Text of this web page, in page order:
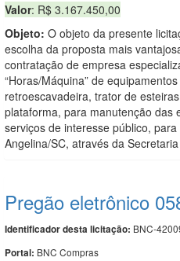
Valor: R$ 3.167.450,00
Objeto: O objeto da presente
escolha da proposta mais
contratação de empresa
“Horas/Máquina” de
retroescavadeira, trator de
plataforma, para manutenção das
serviços de interesse público,
Angelina/SC, através da
Pregão eletrônico
Identificador desta licitação: BNC-
Portal: BNC Compras